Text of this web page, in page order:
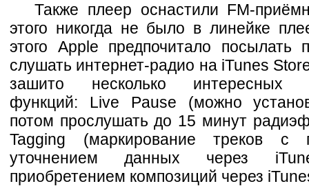
Также плеер оснастили FM-
этого никогда не было в линейке
этого Apple предпочитало посылать
слушать интернет-радио на iTunes
зашито несколько интересных
функций: Live Pause (можно
потом прослушать до 15 минут
Tagging (маркирование треков с
уточнением данных через
приобретением композиций через